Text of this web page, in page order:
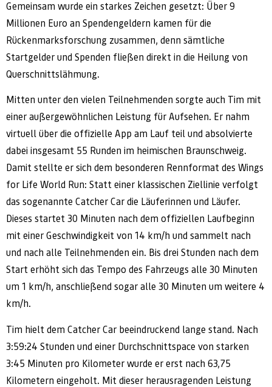
Gemeinsam wurde ein starkes Zeichen gesetzt: Über 9
Millionen Euro an Spendengeldern kamen für die
Rückenmarksforschung zusammen, denn sämtliche
Startgelder und Spenden fließen direkt in die Heilung von
Querschnittslähmung.
Mitten unter den vielen Teilnehmenden sorgte auch Tim mit
einer außergewöhnlichen Leistung für Aufsehen. Er nahm
virtuell über die offizielle App am Lauf teil und absolvierte
dabei insgesamt 55 Runden im heimischen Braunschweig.
Damit stellte er sich dem besonderen Rennformat des Wings
for Life World Run: Statt einer klassischen Ziellinie verfolgt
das sogenannte Catcher Car die Läuferinnen und Läufer.
Dieses startet 30 Minuten nach dem offiziellen Laufbeginn
mit einer Geschwindigkeit von 14 km/h und sammelt nach
und nach alle Teilnehmenden ein. Bis drei Stunden nach dem
Start erhöht sich das Tempo des Fahrzeugs alle 30 Minuten
um 1 km/h, anschließend sogar alle 30 Minuten um weitere 4
km/h.
Tim hielt dem Catcher Car beeindruckend lange stand. Nach
3:59:24 Stunden und einer Durchschnittspace von starken
3:45 Minuten pro Kilometer wurde er erst nach 63,75
Kilometern eingeholt. Mit dieser herausragenden Leistung